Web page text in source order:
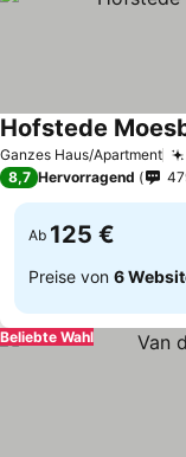
Ganzes Haus/Apartment
Hofstede
8,7 Hervorragend
Ab 125 €
Preise von 6
Beliebte Wahl